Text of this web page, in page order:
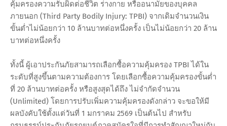
คุ้มครองความรับผิดต่อชีวิต ร่างกาย หรืออนามัยของบุคคล
ภายนอก (Third Party Bodily Injury: TPBI) จากเดิมจำนวนเงิน
ขั้นต่ำไม่น้อยกว่า 10 ล้านบาทต่อหนึ่งครั้ง เป็นไม่น้อยกว่า 20 ล้าน
บาทต่อหนึ่งครั้ง
ทั้งนี้ ผู้เอาประกันภัยสามารถเลือกซื้อความคุ้มครอง TPBI ได้ใน
ระดับที่สูงขึ้นตามความต้องการ โดยเลือกซื้อความคุ้มครองขั้นต่ำ
ที่ 20 ล้านบาทต่อครั้ง หรือสูงสุดได้ถึง ไม่จำกัดจำนวน
(Unlimited) โดยการปรับเพิ่มความคุ้มครองดังกล่าว จะขอให้มี
ผลบังคับใช้ตั้งแต่วันที่ 1 มกราคม 2569 เป็นต้นไป สำหรับ